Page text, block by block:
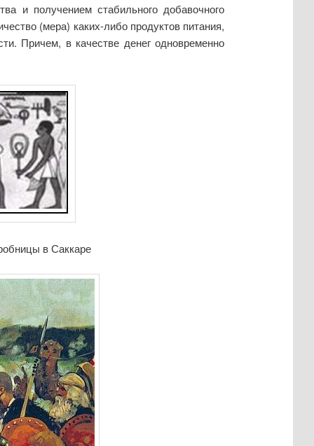
и получением стабильного добавочного
(мера) каких-либо продуктов питания,
Причем, в качестве денег одновременно
в Саккаре